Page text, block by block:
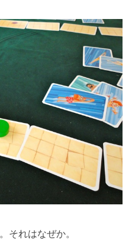
。それはなぜか。